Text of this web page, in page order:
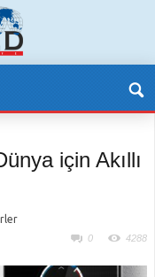
için Akıllı
0 4288